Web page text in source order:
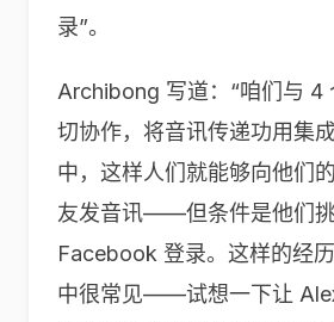
录”。
Archibong 写道：“咱们与 4
切协作，将音讯传递功用集
中，这样人们就能够向他们
友发音讯——但条件是他们
Facebook 登录。这样的经
中很常见——试想一下让